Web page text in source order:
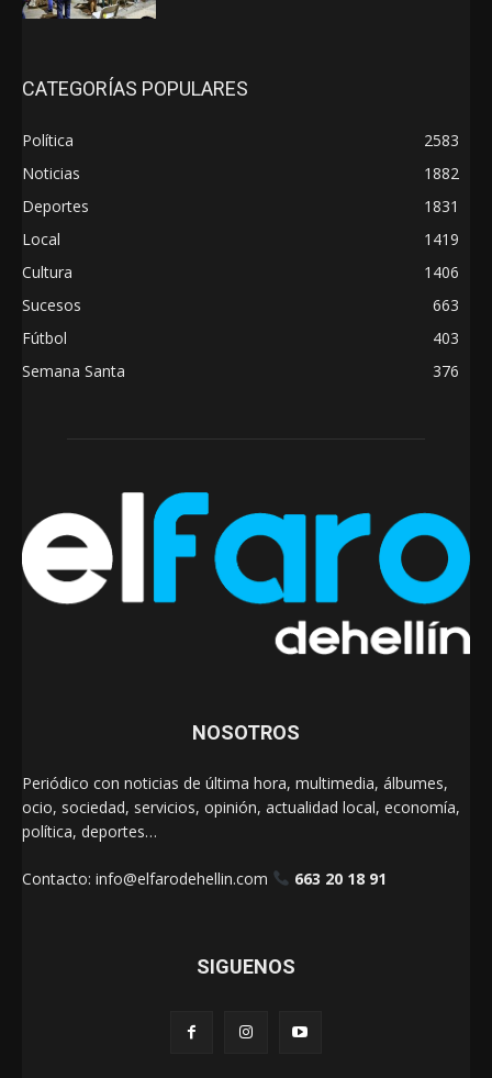
CATEGORÍAS POPULARES
Política
2583
Noticias
1882
Deportes
1831
Local
1419
Cultura
1406
Sucesos
663
Fútbol
403
Semana Santa
376
NOSOTROS
Periódico con noticias de última hora, multimedia, álbumes,
ocio, sociedad, servicios, opinión, actualidad local, economía,
política, deportes…
Contacto: info@elfarodehellin.com 663 20 18 91
SIGUENOS